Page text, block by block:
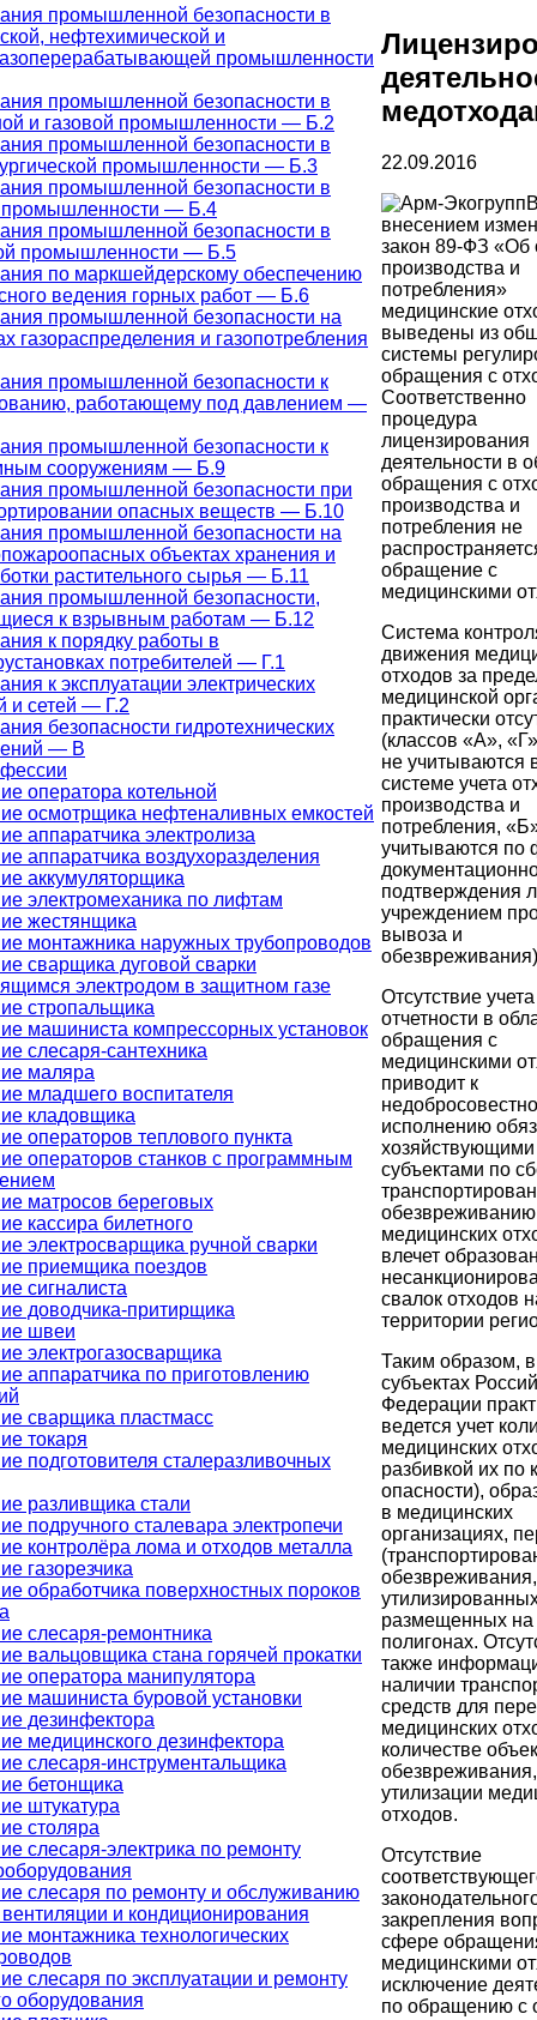
промышленной безопасности в
нефтехимической и
промышленности
промышленной безопасности в
и газовой промышленности — Б.2
промышленной безопасности в
промышленности — Б.3
промышленной безопасности в
промышленности — Б.4
промышленной безопасности в
промышленности — Б.5
по маркшейдерскому обеспечению
ведения горных работ — Б.6
промышленной безопасности на
газораспределения и газопотребления
промышленной безопасности к
работающему под давлением —
промышленной безопасности к
сооружениям — Б.9
промышленной безопасности при
опасных веществ — Б.10
промышленной безопасности на
объектах хранения и
растительного сырья — Б.11
промышленной безопасности,
к взрывным работам — Б.12
к порядку работы в
потребителей — Г.1
к эксплуатации электрических
и сетей — Г.2
безопасности гидротехнических
— В
оператора котельной
осмотрщика нефтеналивных емкостей
аппаратчика электролиза
аппаратчика воздухоразделения
аккумуляторщика
электромеханика по лифтам
жестянщика
монтажника наружных трубопроводов
сварщика дуговой сварки
электродом в защитном газе
стропальщика
машиниста компрессорных установок
слесаря-сантехника
маляра
младшего воспитателя
кладовщика
операторов теплового пункта
операторов станков с программным
матросов береговых
кассира билетного
электросварщика ручной сварки
приемщика поездов
сигналиста
доводчика-притирщика
швеи
электрогазосварщика
аппаратчика по приготовлению
сварщика пластмасс
токаря
подготовителя сталеразливочных
разливщика стали
подручного сталевара электропечи
контролёра лома и отходов металла
газорезчика
обработчика поверхностных пороков
слесаря-ремонтника
вальцовщика стана горячей прокатки
оператора манипулятора
машиниста буровой установки
дезинфектора
медицинского дезинфектора
слесаря-инструментальщика
бетонщика
штукатура
столяра
слесаря-электрика по ремонту
слесаря по ремонту и обслуживанию
и кондиционирования
монтажника технологических
слесаря по эксплуатации и ремонту
оборудования
22.09.2016
внесением
закон 89-ФЗ «Об
производства и
потребления»
медицинские
выведены из
системы
обращения с
Соответственно
процедура
лицензирования
деятельности в
обращения с
производства и
потребления не
обращение с
медицинскими
Система
движения
отходов за
медицинской
практически
(классов «А»,
не учитываются
системе учета
производства и
потребления,
учитываются по
подтверждения
учреждением
вывоза и
Отсутствие
отчетности в
обращения с
медицинскими
приводит к
исполнению
хозяйствующими
субъектами по
обезвреживанию
медицинских
влечет
свалок отходов
территории
Таким образом, в
субъектах
Федерации
ведется учет
медицинских
разбивкой их по
опасности),
в медицинских
организациях,
обезвреживания,
размещенных на
полигонах.
также
наличии
средств для
медицинских
количестве
обезвреживания,
утилизации
отходов.
Отсутствие
закрепления
сфере
медицинскими
исключение
по обращению с